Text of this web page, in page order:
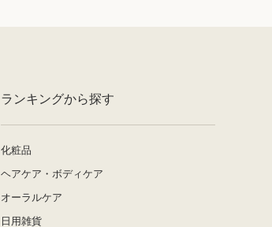
ランキングから探す
化粧品
ヘアケア・ボディケア
オーラルケア
日用雑貨